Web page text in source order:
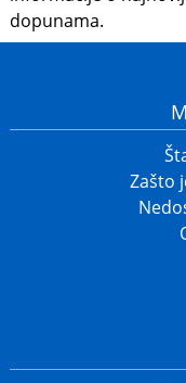
dopunama.
Zašto